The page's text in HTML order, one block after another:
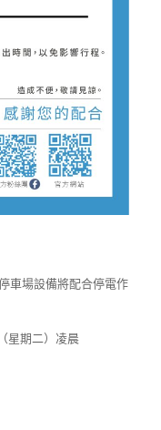
車場設備將配合停電作
星期二）凌晨